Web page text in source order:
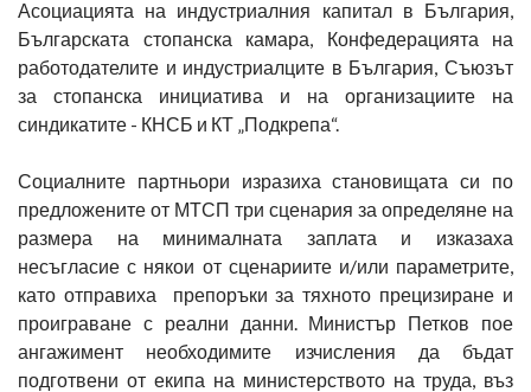
Асоциацията на индустриалния капитал в България,
Българската стопанска камара, Конфедерацията на
работодателите и индустриалците в България, Съюзът
за стопанска инициатива и на организациите на
синдикатите - КНСБ и КТ „Подкрепа“.
Социалните партньори изразиха становищата си по
предложените от МТСП три сценария за определяне на
размера на минималната заплата и изказаха
несъгласие с някои от сценариите и/или параметрите,
като отправиха препоръки за тяхното прецизиране и
проиграване с реални данни. Министър Петков пое
ангажимент необходимите изчисления да бъдат
подготвени от екипа на министерството на труда, въз